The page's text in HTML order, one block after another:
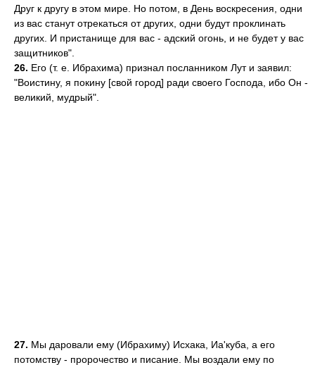
Друг к другу в этом мире. Но потом, в День воскресения, одни
из вас станут отрекаться от других, одни будут проклинать
других. И пристанище для вас - адский огонь, и не будет у вас
защитников".
26. Его (т. е. Ибрахима) признал посланником Лут и заявил:
"Воистину, я покину [свой город] ради своего Господа, ибо Он -
великий, мудрый".
27. Мы даровали ему (Ибрахиму) Исхака, Иа'куба, а его
потомству - пророчество и писание. Мы воздали ему по